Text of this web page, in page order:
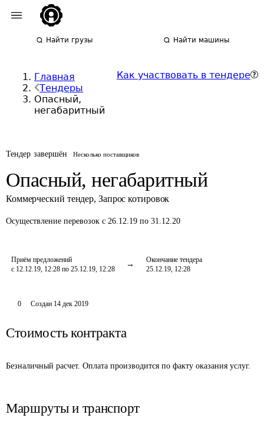
Найти грузы Найти машины
Главная
Тендеры
Опасный,
негабаритный
Как участвовать в тендере
Тендер завершён Несколько поставщиков
Опасный, негабаритный
Коммерческий тендер, Запрос котировок
Осуществление перевозок с 26.12.19 по 31.12.20
Приём предложений
с 12.12.19, 12:28 по 25.12.19, 12:28
Окончание тендера
25.12.19, 12:28
0 Создан 14 дек 2019
Стоимость контракта
Безналичный расчет. Оплата производится по факту оказания услуг.
Маршруты и транспорт